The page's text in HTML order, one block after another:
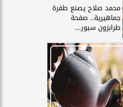
محمد صلاح يصنع طفرة
جماهيرية.. صفحة
طرابزون سبور...